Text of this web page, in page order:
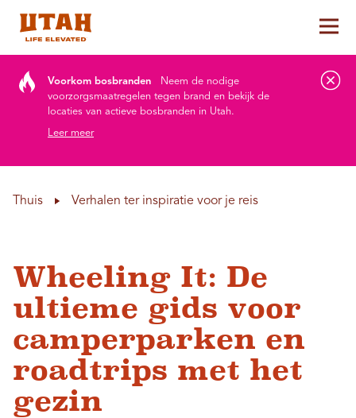
Voorkom bosbranden
Neem de nodige
voorzorgsmaatregelen tegen brand en bekijk de
locaties van actieve bosbranden in Utah.
Leer meer
Thuis Verhalen ter inspiratie voor je reis
Wheeling It: De
ultieme gids voor
camperparken en
roadtrips met het
gezin